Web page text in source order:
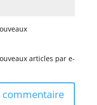
articles par e-